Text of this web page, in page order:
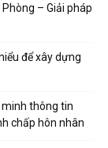
– Giải pháp
để xây dựng
minh thông tin
chấp hôn nhân